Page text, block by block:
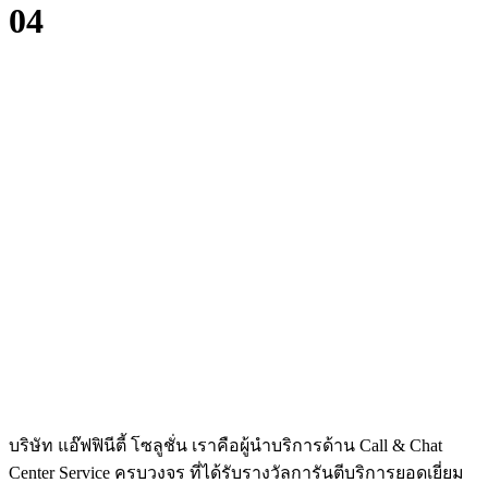
04
บริษัท แอ๊ฟฟินีตี้ โซลูชั่น เราคือผู้นำบริการด้าน Call & Chat
Center Service ครบวงจร ที่ได้รับรางวัลการันตีบริการยอดเยี่ยม